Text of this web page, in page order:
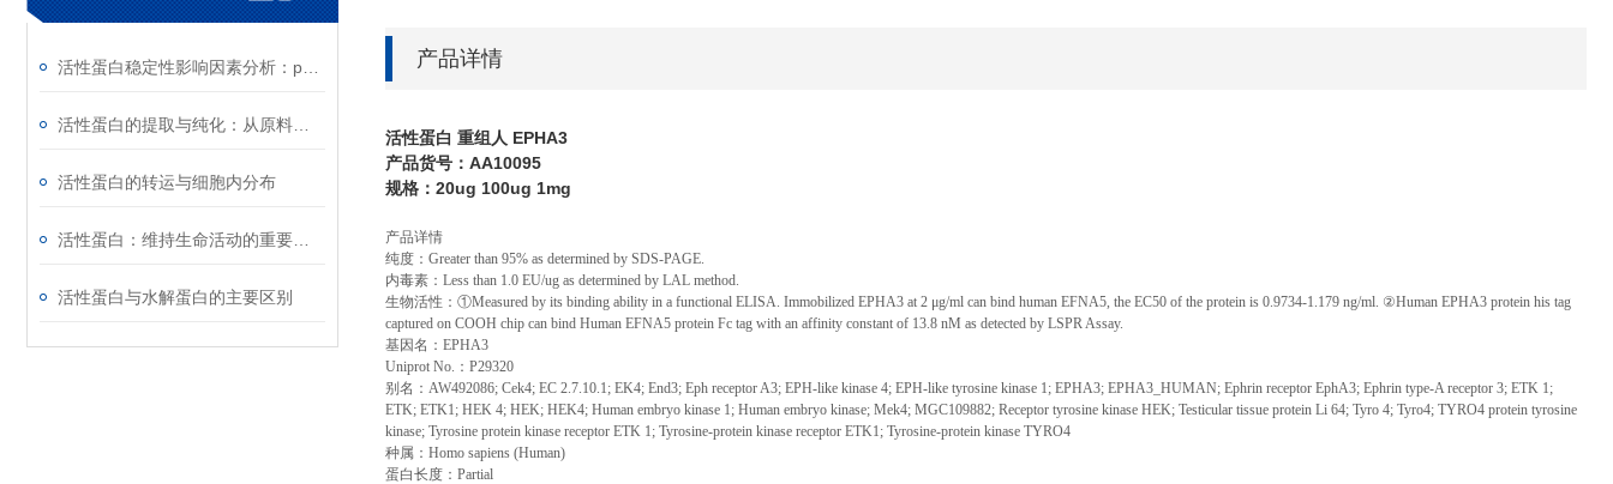
活性蛋白的转运与细胞内分布
活性蛋白与水解蛋白的主要区别
产品详情
活性蛋白 重组人 EPHA3
产品货号：AA10095
规格：20ug 100ug 1mg
产品详情
纯度： Greater than 95% as determined by SDS-PAGE.
内毒素： Less than 1.0 EU/ug as determined by LAL method.
生物活性：①Measured by its binding ability in a functional ELISA. Immobilized EPHA3 at 2 μg/ml can bind human EFNA5, the EC50 of the protein is 0.9734-1.179 ng/ml. ②Human EPHA3 protein his tag
captured on COOH chip can bind Human EFNA5 protein Fc tag with an affinity constant of 13.8 nM as detected by LSPR Assay.
基因名： EPHA3
Uniprot No. ： P29320
别名： AW492086; Cek4; EC 2.7.10.1; EK4; End3; Eph receptor A3; EPH-like kinase 4; EPH-like tyrosine kinase 1; EPHA3; EPHA3_HUMAN; Ephrin receptor EphA3; Ephrin type-A receptor 3; ETK 1;
ETK; ETK1; HEK 4; HEK; HEK4; Human embryo kinase 1; Human embryo kinase; Mek4; MGC109882; Receptor tyrosine kinase HEK; Testicular tissue protein Li 64; Tyro 4; Tyro4; TYRO4 protein tyrosine
kinase; Tyrosine protein kinase receptor ETK 1; Tyrosine-protein kinase receptor ETK1; Tyrosine-protein kinase TYRO4
种属： Homo sapiens (Human)
蛋白长度： Partial